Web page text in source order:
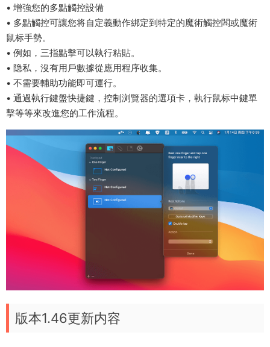
• 增強您的多點觸控設備
• 多點觸控可讓您将自定義動作綁定到特定的魔術觸控闆或魔術
鼠标手勢。
• 例如，三指點擊可以執行粘貼。
• 隐私，沒有用戶數據從應用程序收集。
• 不需要輔助功能即可運行。
• 通過執行鍵盤快捷鍵，控制浏覽器的選項卡，執行鼠标中鍵單
擊等等來改進您的工作流程。
版本1.46更新内容